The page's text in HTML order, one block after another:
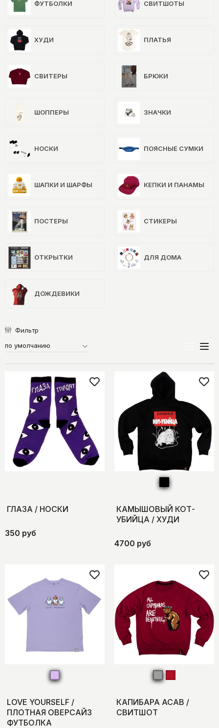
ФУТБОЛКИ СВИТШОТЫ
ХУДИ ПЛАТЬЯ
СВИТЕРЫ БРЮКИ
ШОППЕРЫ ЗНАЧКИ
НОСКИ ПОЯСНЫЕ СУМКИ
ШАПКИ И ШАРФЫ КЕПКИ И ПАНАМЫ
ПОСТЕРЫ СТИКЕРЫ
ОТКРЫТКИ ДЛЯ ДОМА
ДОЖДЕВИКИ
Фильтр
ГЛАЗА / НОСКИ
350 руб
КАМЫШОВЫЙ КОТ-
УБИЙЦА / ХУДИ
4700 руб
LOVE YOURSELF /
ПЛОТНАЯ ОВЕРСАЙЗ
ФУТБОЛКА
КАПИБАРА ACAB /
СВИТШОТ